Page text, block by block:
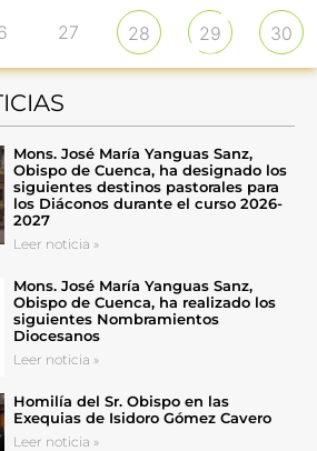
27 28 29 30
Mons. José María Yanguas Sanz,
Obispo de Cuenca, ha designado los
siguientes destinos pastorales para
los Diáconos durante el curso 2026-
2027
Leer noticia »
Mons. José María Yanguas Sanz,
Obispo de Cuenca, ha realizado los
siguientes Nombramientos
Diocesanos
Leer noticia »
Homilía del Sr. Obispo en las
Exequias de Isidoro Gómez Cavero
Leer noticia »